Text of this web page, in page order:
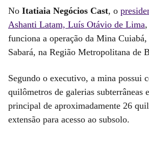
No Itatiaia Negócios Cast, o
Ashanti Latam, Luís Otávio de Lima
funciona a operação da Mina
Sabará, na Região Metropolitana de
Segundo o executivo, a mina possui
quilômetros de galerias subterrâneas
principal de aproximadamente 26
extensão para acesso ao subsolo.